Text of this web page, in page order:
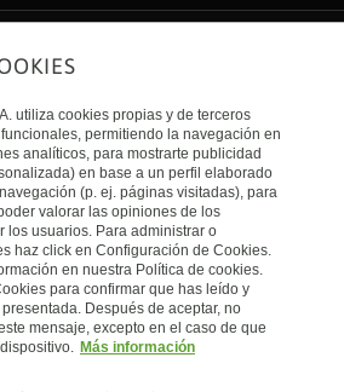
inglés
utiliza cookies propias y de terceros
permitiendo la navegación en
analíticos, para mostrarte publicidad
en base a un perfil elaborado
(p. ej. páginas visitadas), para
valorar las opiniones de los
los usuarios. Para administrar o
haz click en Configuración de Cookies.
en nuestra Política de cookies.
para confirmar que has leído y
Después de aceptar, no
mensaje, excepto en el caso de que
Más información